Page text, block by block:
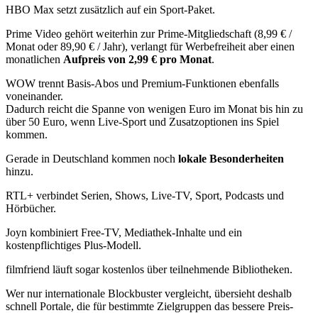
HBO Max setzt zusätzlich auf ein Sport-Paket.
Prime Video gehört weiterhin zur Prime-Mitgliedschaft (8,99 € /
Monat oder 89,90 € / Jahr), verlangt für Werbefreiheit aber einen
monatlichen Aufpreis von 2,99 € pro Monat.
WOW trennt Basis-Abos und Premium-Funktionen ebenfalls
voneinander.
Dadurch reicht die Spanne von wenigen Euro im Monat bis hin zu
über 50 Euro, wenn Live-Sport und Zusatzoptionen ins Spiel
kommen.
Gerade in Deutschland kommen noch lokale Besonderheiten
hinzu.
RTL+ verbindet Serien, Shows, Live-TV, Sport, Podcasts und
Hörbücher.
Joyn kombiniert Free-TV, Mediathek-Inhalte und ein
kostenpflichtiges Plus-Modell.
filmfriend läuft sogar kostenlos über teilnehmende Bibliotheken.
Wer nur internationale Blockbuster vergleicht, übersieht deshalb
schnell Portale, die für bestimmte Zielgruppen das bessere Preis-